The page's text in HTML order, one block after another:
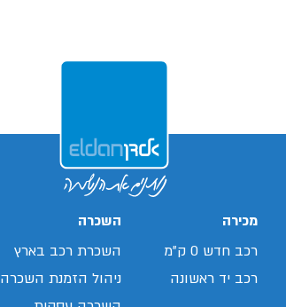
מכירה
רכב חדש 0 ק"מ
רכב יד ראשונה
השכרה
השכרת רכב בארץ
ניהול הזמנת השכרה